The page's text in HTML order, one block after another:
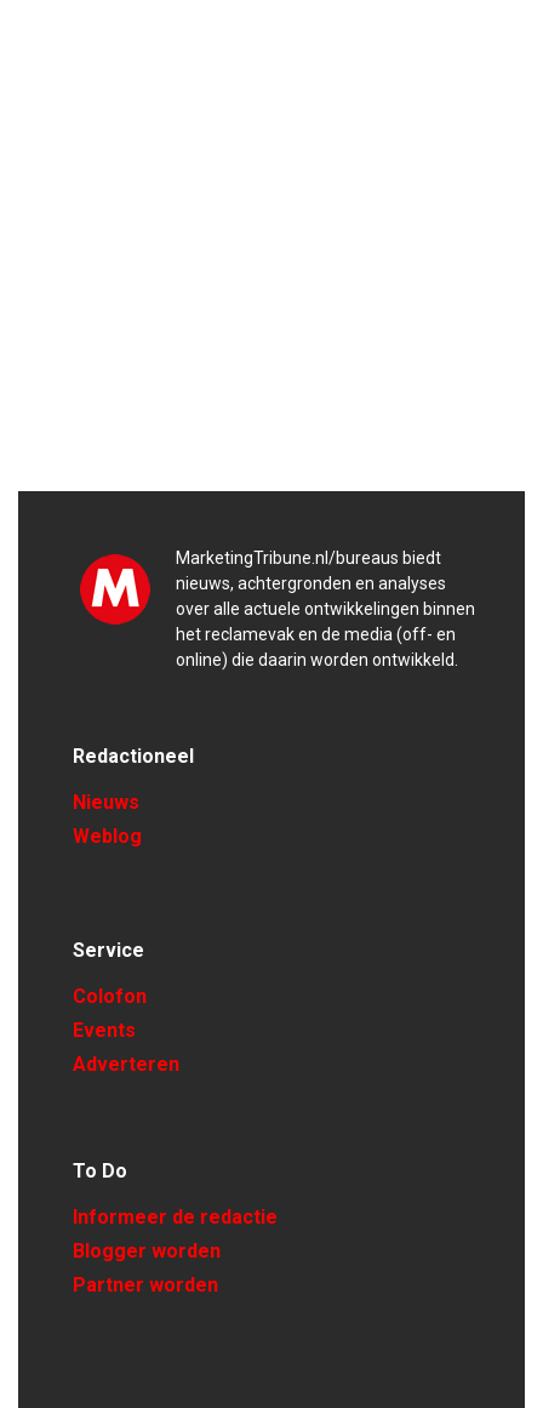
MarketingTribune.nl/bureaus biedt
nieuws, achtergronden en analyses
over alle actuele ontwikkelingen binnen
het reclamevak en de media (off- en
online) die daarin worden ontwikkeld.
Redactioneel
Nieuws
Weblog
Service
Colofon
Events
Adverteren
To Do
Informeer de redactie
Blogger worden
Partner worden